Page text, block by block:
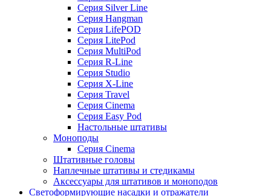
Серия Silver Line
Серия Hangman
Серия LifePOD
Серия LitePod
Серия MultiPod
Серия R-Line
Серия Studio
Серия X-Line
Серия Travel
Серия Cinema
Серия Easy Pod
Настольные штативы
Моноподы
Серия Cinema
Штативные головы
Наплечные штативы и стедикамы
Аксессуары для штативов и моноподов
Светоформирующие насадки и отражатели